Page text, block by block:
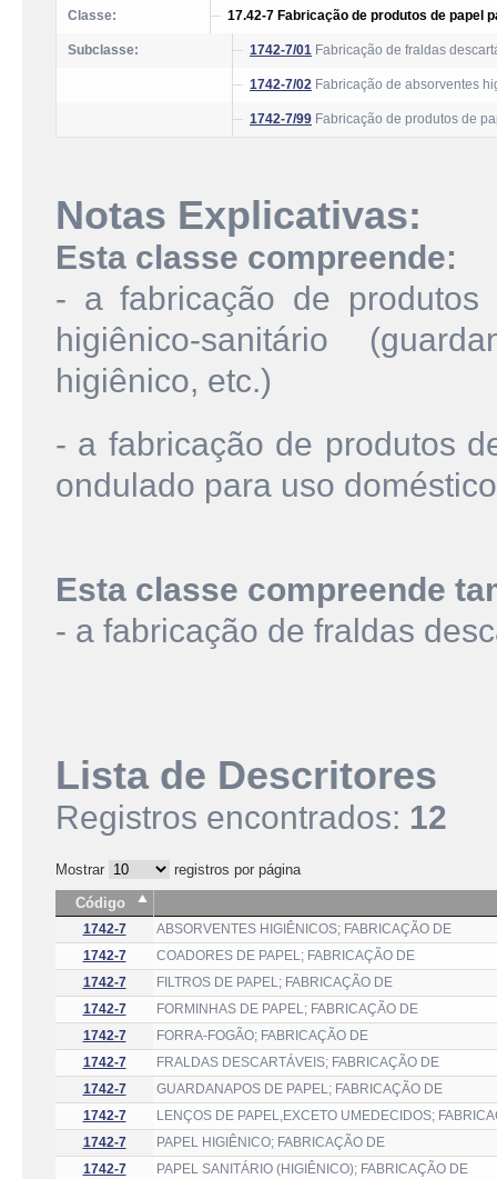
Classe: 17.42-7 Fabricação de produtos de papel
Subclasse: 1742-7/01 Fabricação de fraldas
1742-7/02 Fabricação de absorventes
1742-7/99 Fabricação de produtos de
Notas Explicativas:
Esta classe compreende:
- a fabricação de
higiênico-sanitário
higiênico, etc.)
- a fabricação de produtos
ondulado para uso
Esta classe compreende
- a fabricação de fraldas
Lista de Descritores
Registros encontrados: 12
Mostrar
registros por página
Código
1742-7
ABSORVENTES HIGIÊNICOS; FABRICAÇÃO DE
1742-7
COADORES DE PAPEL; FABRICAÇÃO DE
1742-7
FILTROS DE PAPEL; FABRICAÇÃO DE
1742-7
FORMINHAS DE PAPEL; FABRICAÇÃO DE
1742-7
FORRA-FOGÃO; FABRICAÇÃO DE
1742-7
FRALDAS DESCARTÁVEIS; FABRICAÇÃO DE
1742-7
GUARDANAPOS DE PAPEL; FABRICAÇÃO DE
1742-7
LENÇOS DE PAPEL,EXCETO UMEDECIDOS;
1742-7
PAPEL HIGIÊNICO; FABRICAÇÃO DE
1742-7
PAPEL SANITÁRIO (HIGIÊNICO); FABRICAÇÃO DE